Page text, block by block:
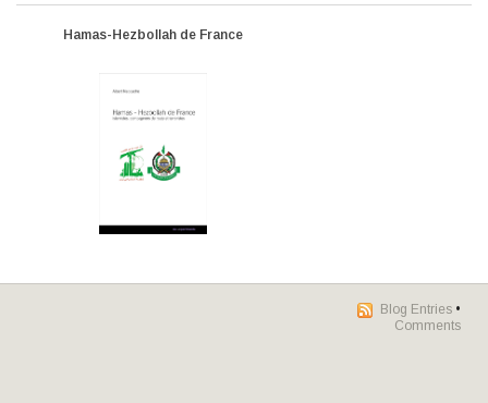
Hamas-Hezbollah de France
Blog Entries •
Comments